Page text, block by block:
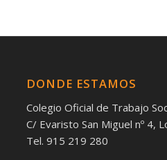
DONDE ESTAMOS
Colegio Oficial de Trabajo
C/ Evaristo San Miguel nº 4,
Tel. 915 219 280